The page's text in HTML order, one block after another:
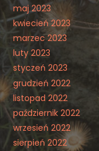
maj 2023
kwiecień 2023
marzec 2023
luty 2023
styczeń 2023
grudzień 2022
listopad 2022
październik 2022
wrzesień 2022
sierpień 2022